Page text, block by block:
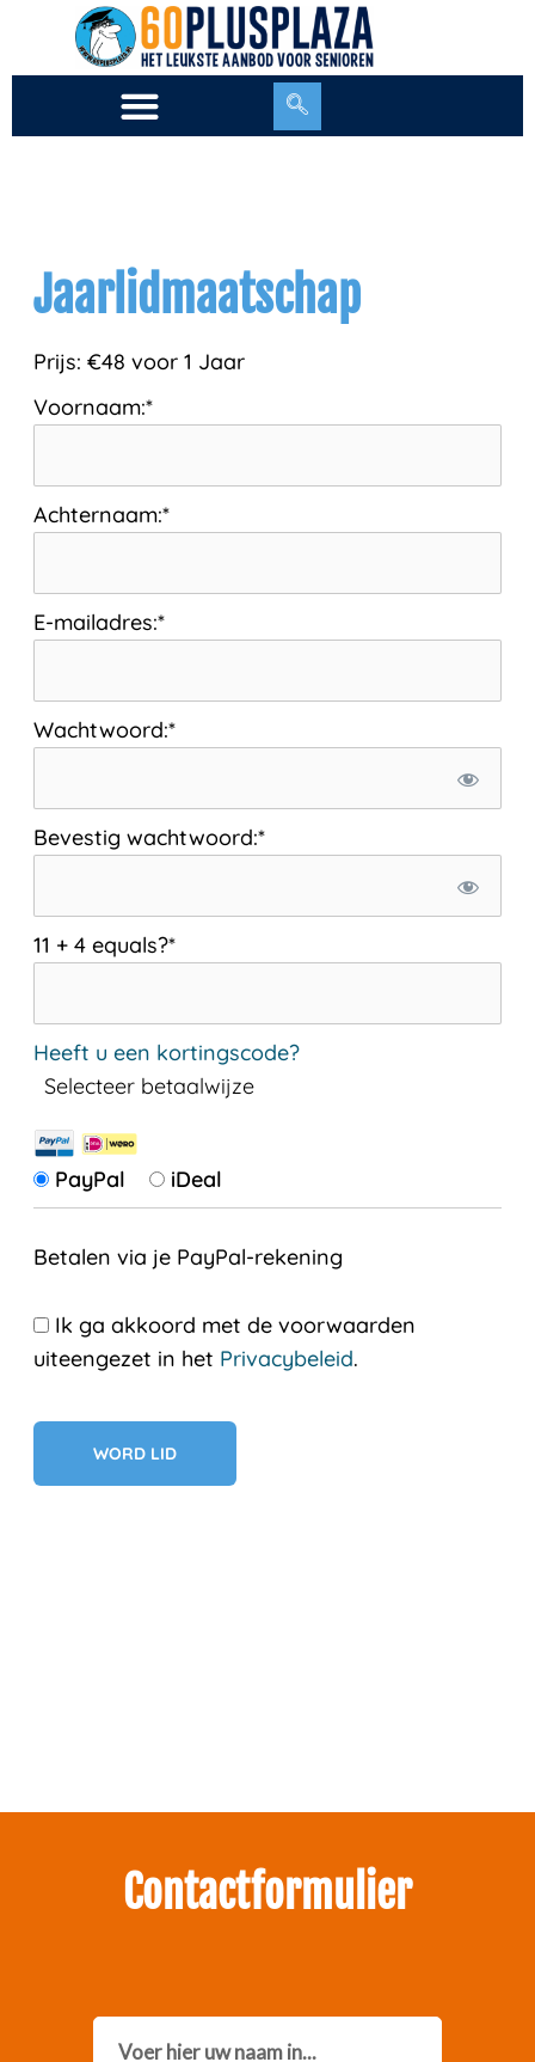
de
Jaarlidmaatschap
Prijs: €48 voor 1 Jaar
Voornaam:*
Achternaam:*
E-mailadres:*
Wachtwoord:*
Bevestig wachtwoord:*
11 + 4 equals?*
Heeft u een kortingscode?
Selecteer betaalwijze
PayPal iDeal
Betalen via je PayPal-rekening
Ik ga akkoord met de voorwaarden
uiteengezet in het Privacybeleid.
Geen val
Contactformulier